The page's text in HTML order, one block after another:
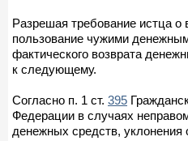
Разрешая требование истца о
пользование чужими
фактического возврата
к следующему.
Согласно п. 1 ст. 395
Федерации в случаях
денежных средств, уклонения